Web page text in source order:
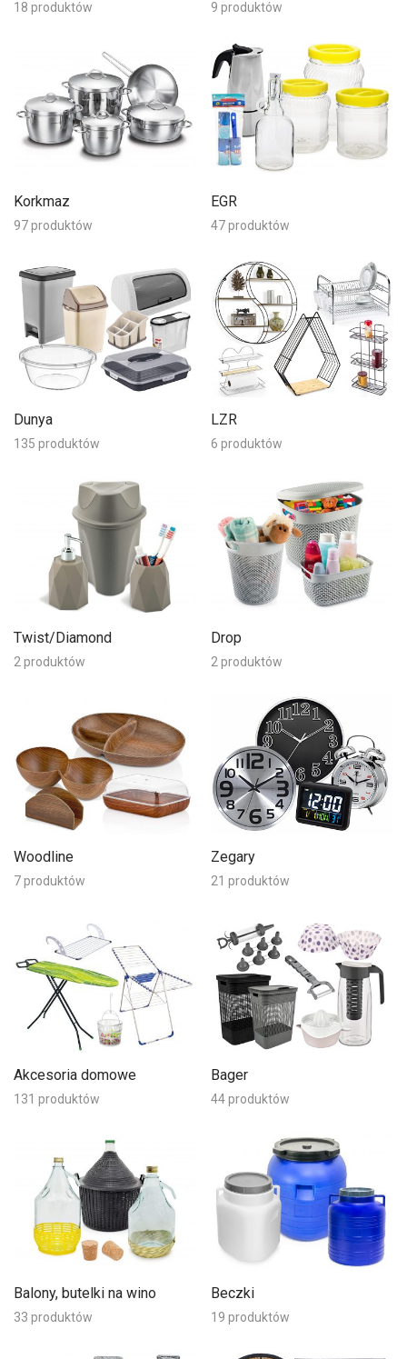
18 produktów 9 produktów
Korkmaz
97 produktów
EGR
47 produktów
Dunya
135 produktów
LZR
6 produktów
Twist/Diamond
2 produktów
Drop
2 produktów
Woodline
7 produktów
Zegary
21 produktów
Akcesoria domowe
131 produktów
Bager
44 produktów
Balony, butelki na wino
33 produktów
Beczki
19 produktów